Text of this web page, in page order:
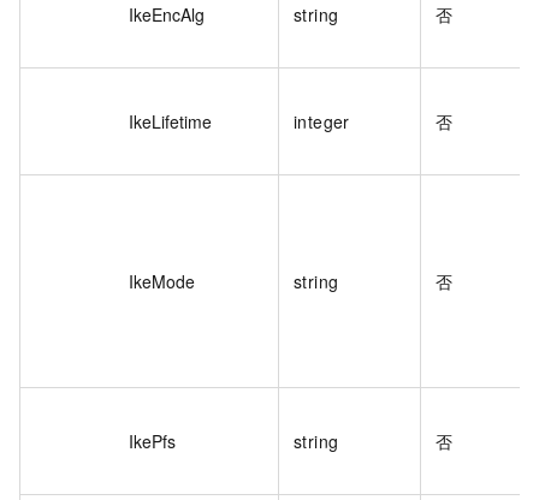
IkeEncAlg string 否
IkeLifetime integer 否
IkeMode string 否
IkePfs string 否